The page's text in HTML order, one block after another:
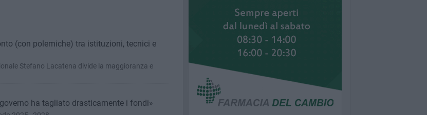
(con polemiche) tra istituzioni, tecnici e
Stefano Lacatena divide la maggioranza e
ha tagliato drasticamente i fondi»